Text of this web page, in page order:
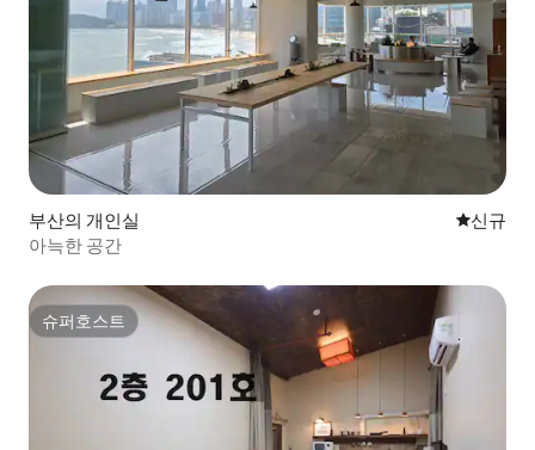
부산의 개인실 신규 숙소
신규
아늑한 공간
슈퍼호스트
슈퍼호스트